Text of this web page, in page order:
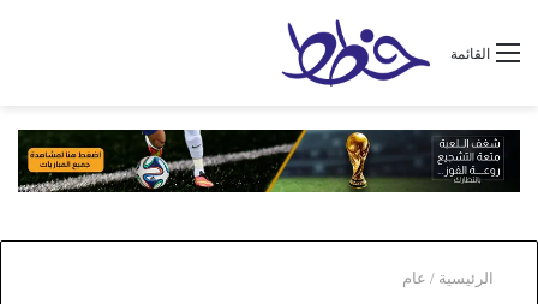
القائمة
الرئيسية / عام